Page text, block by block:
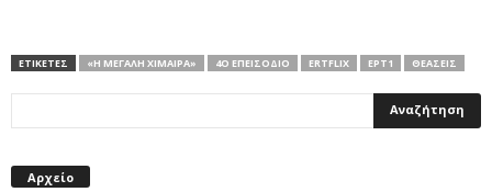
ΕΤΙΚΕΤΕΣ «Η ΜΕΓΆΛΗ ΧΊΜΑΙΡΑ» 4Ο ΕΠΕΙΣΌΔΙΟ ΕRTFLIX ΕΡΤ1 ΘΕΆΣΕΙΣ
Αρχείο